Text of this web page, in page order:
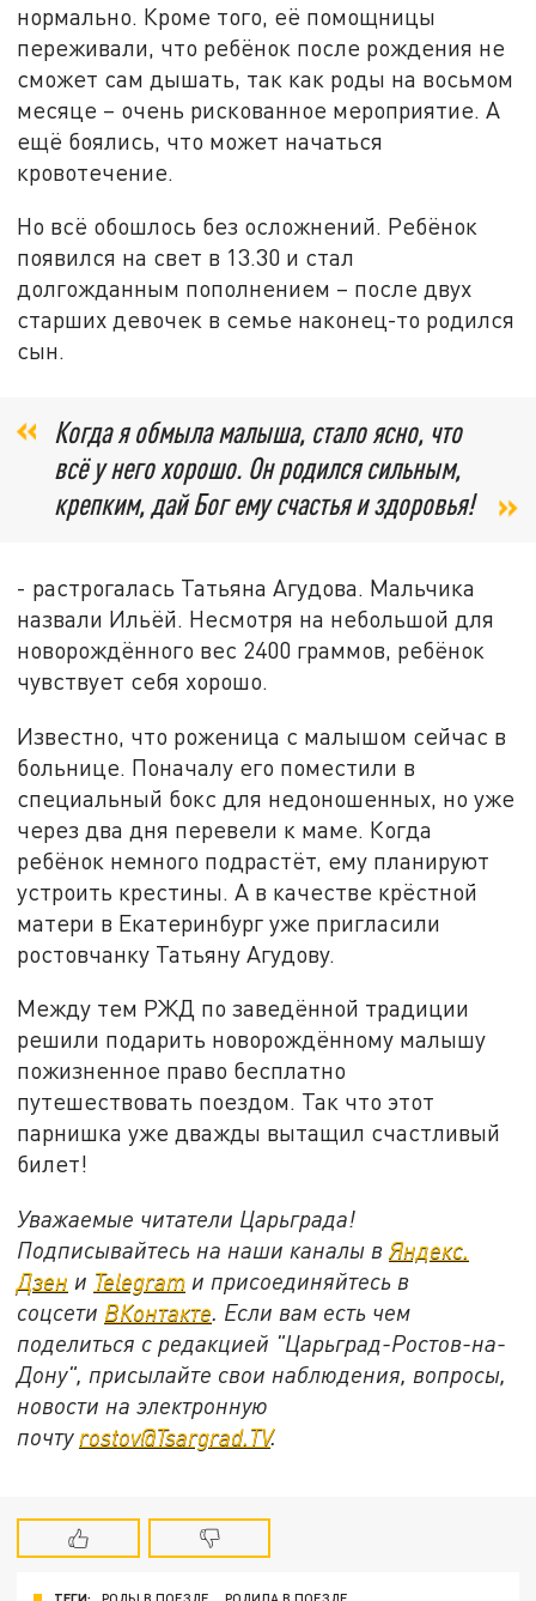
нормально. Кроме того, её помощницы
переживали, что ребёнок после рождения не
сможет сам дышать, так как роды на восьмом
месяце – очень рискованное мероприятие. А
ещё боялись, что может начаться
кровотечение.
Но всё обошлось без осложнений. Ребёнок
появился на свет в 13.30 и стал
долгожданным пополнением – после двух
старших девочек в семье наконец-то родился
сын.
Когда я обмыла малыша, стало ясно, что
всё у него хорошо. Он родился сильным,
крепким, дай Бог ему счастья и здоровья!
- растрогалась Татьяна Агудова. Мальчика
назвали Ильёй. Несмотря на небольшой для
новорождённого вес 2400 граммов, ребёнок
чувствует себя хорошо.
Известно, что роженица с малышом сейчас в
больнице. Поначалу его поместили в
специальный бокс для недоношенных, но уже
через два дня перевели к маме. Когда
ребёнок немного подрастёт, ему планируют
устроить крестины. А в качестве крёстной
матери в Екатеринбург уже пригласили
ростовчанку Татьяну Агудову.
Между тем РЖД по заведённой традиции
решили подарить новорождённому малышу
пожизненное право бесплатно
путешествовать поездом. Так что этот
парнишка уже дважды вытащил счастливый
билет!
Уважаемые читатели Царьграда!
Подписывайтесь на наши каналы вЯндекс.
Дзен и Telegram и присоединяйтесь в
соцсети ВКонтакте. Если вам есть чем
поделиться с редакцией "Царьград-Ростов-на-
Дону", присылайте свои наблюдения, вопросы,
новости на электронную
почту rostov@Tsargrad.ТV.
ТЕГИ: РОДЫ В ПОЕЗДЕ РОДИЛА В ПОЕЗДЕ